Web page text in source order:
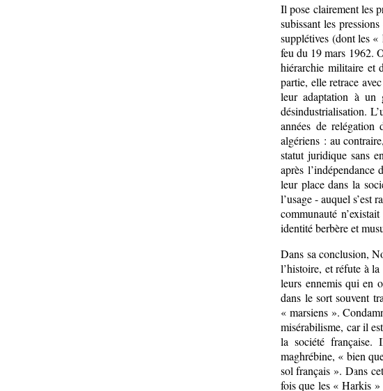
Il pose clairement les
subissant les
supplétives (dont les «
feu du 19 mars 1962.
hiérarchie militaire et
partie, elle retrace
leur adaptation à un
désindustrialisation.
années de relégation
algériens : au
statut juridique sans
après
leur place dans la
l’usage - auquel s’est
communauté
identité berbère et
Dans sa conclusion,
l’histoire, et réfute à
leurs ennemis qui en
dans le sort souvent
« marsiens ».
misérabilisme, car il
la société française.
maghrébine, « bien
sol français ». Dans
fois que les « Harkis »